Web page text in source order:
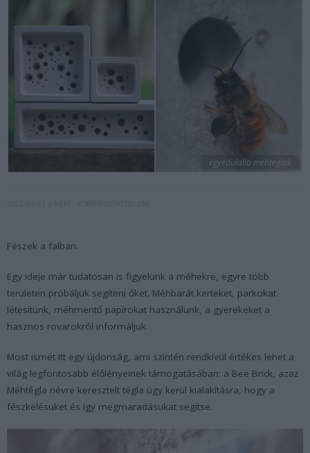
egyedulallo mehteglak
Fészek a falban.
Egy ideje már tudatosan is figyelünk a méhekre, egyre több
területen próbáljuk segíteni őket. Méhbarát kerteket, parkokat
létesítünk, méhmentő papírokat használunk, a gyerekeket a
hasznos rovarokról informáljuk.
Most ismét itt egy újdonság, ami szintén rendkívül értékes lehet a
világ legfontosabb élőlényeinek támogatásában: a Bee Brick, azaz
Méhtégla névre keresztelt tégla úgy kerül kialakításra, hogy a
fészkelésüket és így megmaradásukat segítse.